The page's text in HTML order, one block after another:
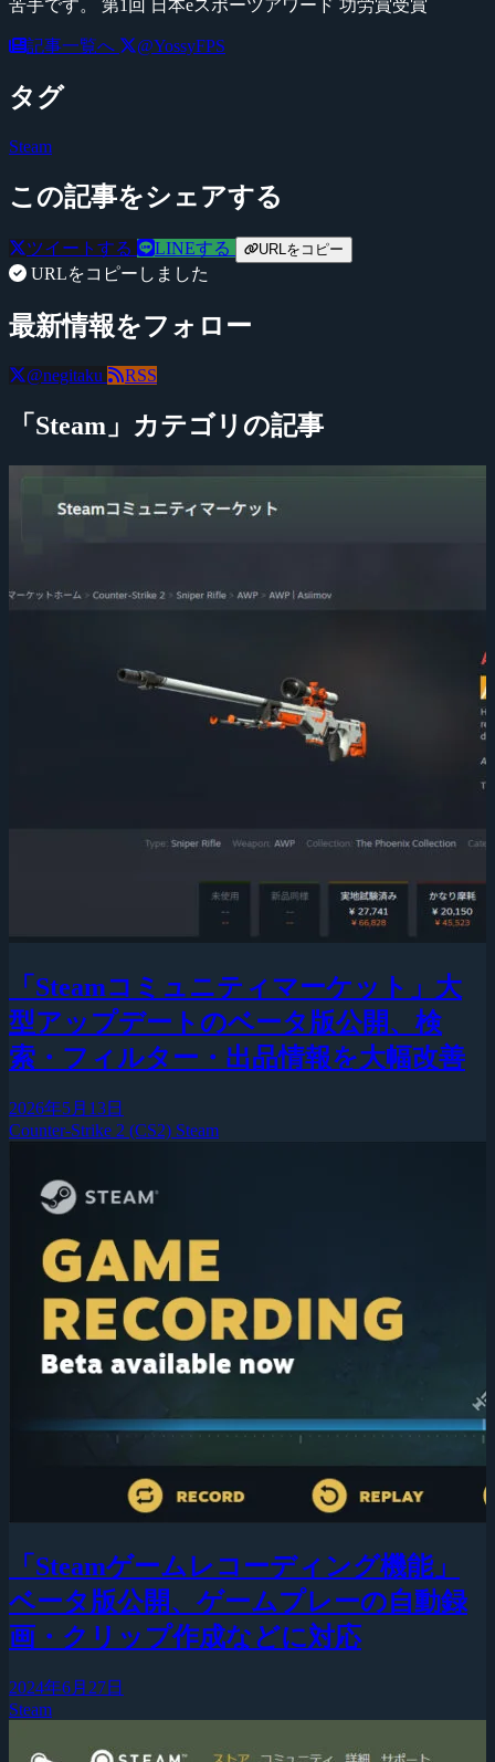
苦手です。 第1回 日本eスポーツアワード 功労賞受賞
記事一覧へ @YossyFPS
タグ
Steam
この記事をシェアする
ツイートする LINEする URLをコピー
URLをコピーしました
最新情報をフォロー
@negitaku RSS
「Steam」カテゴリの記事
「Steamコミュニティマーケット」大
型アップデートのベータ版公開、検
索・フィルター・出品情報を大幅改善
2026年5月13日
Counter-Strike 2 (CS2) Steam
「Steamゲームレコーディング機能」
ベータ版公開、ゲームプレーの自動録
画・クリップ作成などに対応
2024年6月27日
Steam